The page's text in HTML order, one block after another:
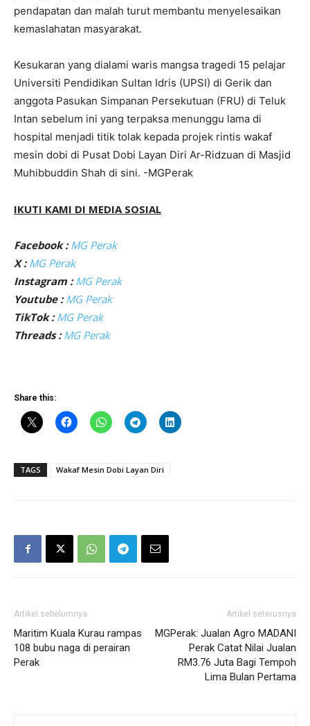
pendapatan dan malah turut membantu menyelesaikan
kemaslahatan masyarakat.
Kesukaran yang dialami waris mangsa tragedi 15 pelajar
Universiti Pendidikan Sultan Idris (UPSI) di Gerik dan
anggota Pasukan Simpanan Persekutuan (FRU) di Teluk
Intan sebelum ini yang terpaksa menunggu lama di
hospital menjadi titik tolak kepada projek rintis wakaf
mesin dobi di Pusat Dobi Layan Diri Ar-Ridzuan di Masjid
Muhibbuddin Shah di sini. -MGPerak
IKUTI KAMI DI MEDIA SOSIAL
Facebook : MG Perak
X : MG Perak
Instagram : MG Perak
Youtube : MG Perak
TikTok : MG Perak
Threads : MG Perak
Share this:
TAGS Wakaf Mesin Dobi Layan Diri
Artikel sebelumnya
Maritim Kuala Kurau rampas
108 bubu naga di perairan
Perak
Artikel seterusnya
MGPerak: Jualan Agro MADANI
Perak Catat Nilai Jualan
RM3.76 Juta Bagi Tempoh
Lima Bulan Pertama